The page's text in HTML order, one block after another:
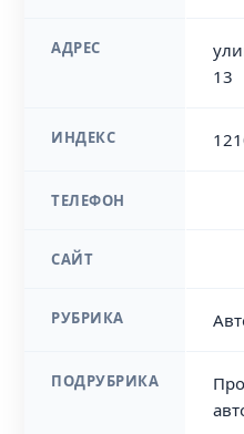
АДРЕС
13
ИНДЕКС
ТЕЛЕФОН
САЙТ
РУБРИКА
ПОДРУБРИКА